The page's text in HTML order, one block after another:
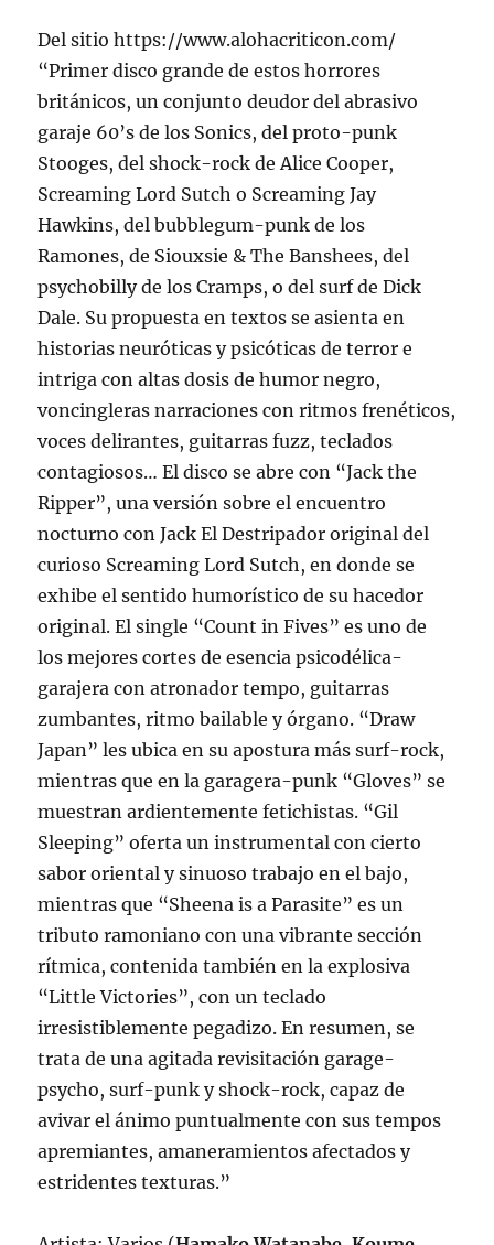
Del sitio https://www.alohacriticon.com/
“Primer disco grande de estos horrores
británicos, un conjunto deudor del abrasivo
garaje 60’s de los Sonics, del proto-punk
Stooges, del shock-rock de Alice Cooper,
Screaming Lord Sutch o Screaming Jay
Hawkins, del bubblegum-punk de los
Ramones, de Siouxsie & The Banshees, del
psychobilly de los Cramps, o del surf de Dick
Dale. Su propuesta en textos se asienta en
historias neuróticas y psicóticas de terror e
intriga con altas dosis de humor negro,
voncingleras narraciones con ritmos frenéticos,
voces delirantes, guitarras fuzz, teclados
contagiosos… El disco se abre con “Jack the
Ripper”, una versión sobre el encuentro
nocturno con Jack El Destripador original del
curioso Screaming Lord Sutch, en donde se
exhibe el sentido humorístico de su hacedor
original. El single “Count in Fives” es uno de
los mejores cortes de esencia psicodélica-
garajera con atronador tempo, guitarras
zumbantes, ritmo bailable y órgano. “Draw
Japan” les ubica en su apostura más surf-rock,
mientras que en la garagera-punk “Gloves” se
muestran ardientemente fetichistas. “Gil
Sleeping” oferta un instrumental con cierto
sabor oriental y sinuoso trabajo en el bajo,
mientras que “Sheena is a Parasite” es un
tributo ramoniano con una vibrante sección
rítmica, contenida también en la explosiva
“Little Victories”, con un teclado
irresistiblemente pegadizo. En resumen, se
trata de una agitada revisitación garage-
psycho, surf-punk y shock-rock, capaz de
avivar el ánimo puntualmente con sus tempos
apremiantes, amaneramientos afectados y
estridentes texturas.”